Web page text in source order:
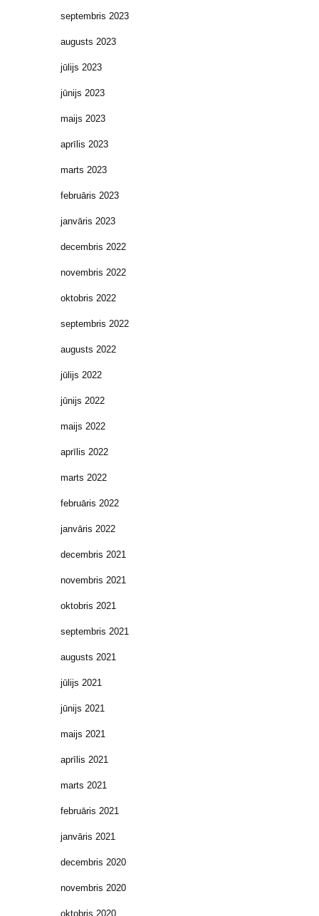
septembris 2023
augusts 2023
jūlijs 2023
jūnijs 2023
maijs 2023
aprīlis 2023
marts 2023
februāris 2023
janvāris 2023
decembris 2022
novembris 2022
oktobris 2022
septembris 2022
augusts 2022
jūlijs 2022
jūnijs 2022
maijs 2022
aprīlis 2022
marts 2022
februāris 2022
janvāris 2022
decembris 2021
novembris 2021
oktobris 2021
septembris 2021
augusts 2021
jūlijs 2021
jūnijs 2021
maijs 2021
aprīlis 2021
marts 2021
februāris 2021
janvāris 2021
decembris 2020
novembris 2020
oktobris 2020